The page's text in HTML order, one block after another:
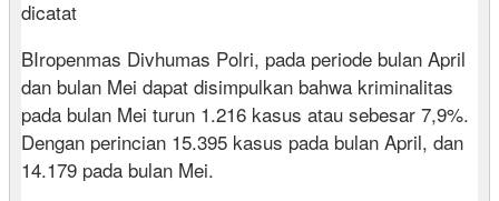
dicatat
BIropenmas Divhumas Polri, pada periode bulan April
dan bulan Mei dapat disimpulkan bahwa kriminalitas
pada bulan Mei turun 1.216 kasus atau sebesar 7,9%.
Dengan perincian 15.395 kasus pada bulan April, dan
14.179 pada bulan Mei.